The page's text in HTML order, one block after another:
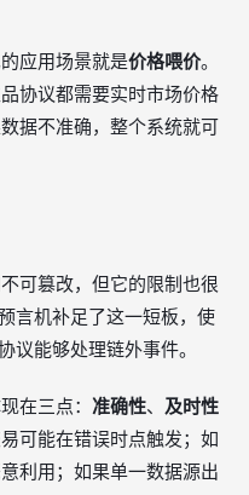
应用场景就是价格喂价。
协议都需要实时市场价格
据不准确，整个系统就可
可篡改，但它的限制也很
言机补足了这一短板，使
议能够处理链外事件。
在三点： 准确性、 及时性
可能在错误时点触发；如
利用；如果单一数据源出